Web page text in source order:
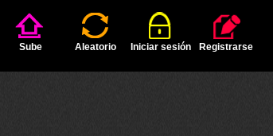
Sube Aleatorio Iniciar sesión Registrarse